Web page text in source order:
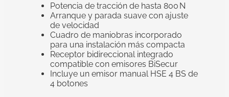
Potencia de tracción de hasta 800 N
Arranque y parada suave con ajuste
de velocidad
Cuadro de maniobras incorporado
para una instalación más compacta
Receptor bidireccional integrado
compatible con emisores BiSecur
Incluye un emisor manual HSE 4 BS de
4 botones